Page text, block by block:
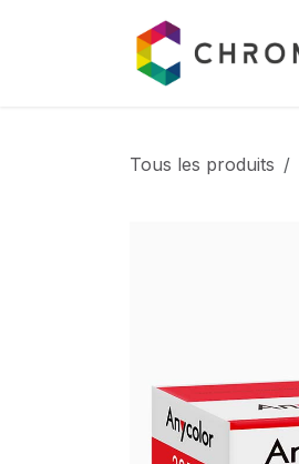
Tous les produits